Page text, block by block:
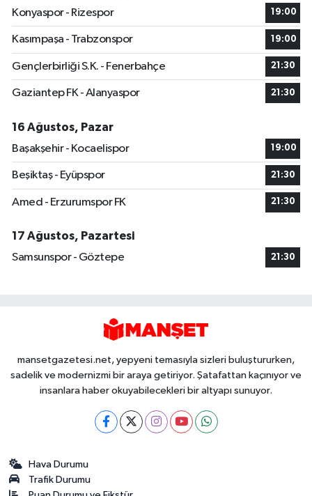
Konyaspor - Rizespor
19:00
Kasımpaşa - Trabzonspor 19:00
Gençlerbirliği S.K. - Fenerbahçe 21:30
Gaziantep FK - Alanyaspor 21:30
16 Ağustos, Pazar
Başakşehir - Kocaelispor
19:00
Beşiktaş - Eyüpspor 21:30
Amed - Erzurumspor FK 21:30
17 Ağustos, Pazartesi
Samsunspor - Göztepe
21:30
mansetgazetesi.net, yepyeni temasıyla sizleri buluştururken,
sadelik ve modernizmi bir araya getiriyor. Şatafattan kaçınıyor ve
insanlara haber okuyabilecekleri bir altyapı sunuyor.
Hava Durumu
Trafik Durumu